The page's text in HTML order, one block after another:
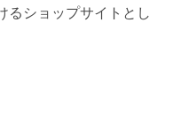
るショップサイトとし